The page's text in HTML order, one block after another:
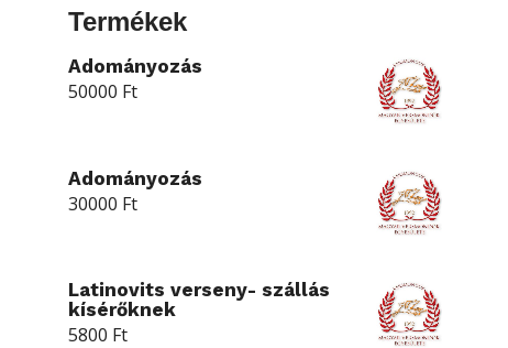
Termékek
Adományozás
50000 Ft
Adományozás
30000 Ft
Latinovits verseny- szállás
kísérőknek
5800 Ft